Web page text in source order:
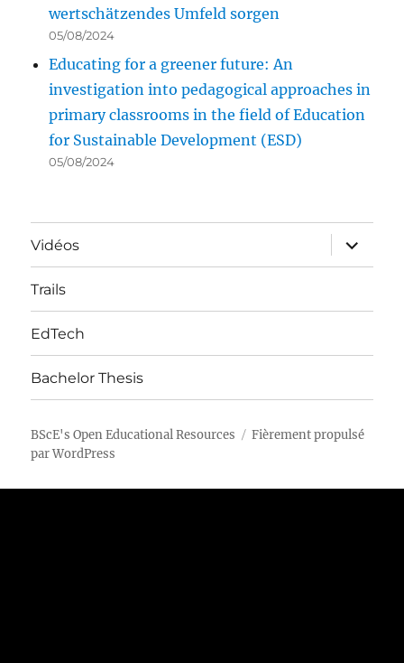
wertschätzendes Umfeld sorgen
05/08/2024
Educating for a greener future: An
investigation into pedagogical approaches in
primary classrooms in the field of Education
for Sustainable Development (ESD)
05/08/2024
Vidéos
ouvrir
le
sous-
Trails
EdTech
Bachelor Thesis
BScE's Open Educational Resources
Fièrement propulsé
par WordPress